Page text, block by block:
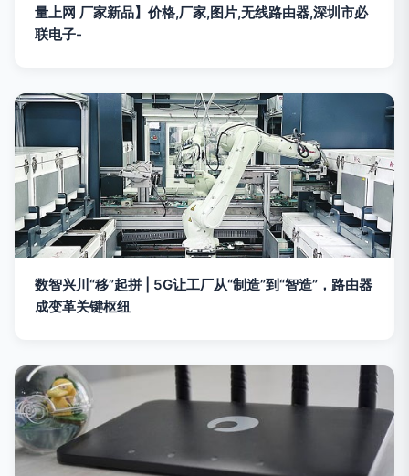
量上网 厂家新品】价格,厂家,图片,无线路由器,深圳市必
联电子-
数智兴川“移”起拼 | 5G让工厂从“制造”到“智造”，路由器
成变革关键枢纽